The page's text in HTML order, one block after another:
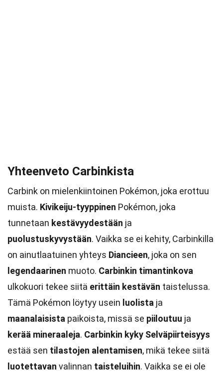
Yhteenveto Carbinkista
Carbink on mielenkiintoinen Pokémon, joka erottuu
muista. Kivikeiju-tyyppinen Pokémon, joka
tunnetaan kestävyydestään ja
puolustuskyvystään. Vaikka se ei kehity, Carbinkilla
on ainutlaatuinen yhteys Diancieen, joka on sen
legendaarinen muoto. Carbinkin timantinkova
ulkokuori tekee siitä erittäin kestävän taistelussa.
Tämä Pokémon löytyy usein luolista ja
maanalaisista paikoista, missä se piiloutuu ja
kerää mineraaleja. Carbinkin kyky Selväpiirteisyys
estää sen tilastojen alentamisen, mikä tekee siitä
luotettavan valinnan taisteluihin. Vaikka se ei ole